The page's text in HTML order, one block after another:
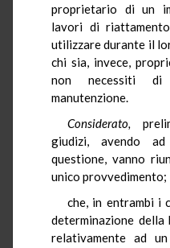
proprietario di un
lavori di
utilizzare durante il
chi sia, invece,
non necessiti
manutenzione.
Considerato,
giudizi, avendo
questione, vanno
unico provvedimento;
che, in entrambi i
determinazione
relativamente ad